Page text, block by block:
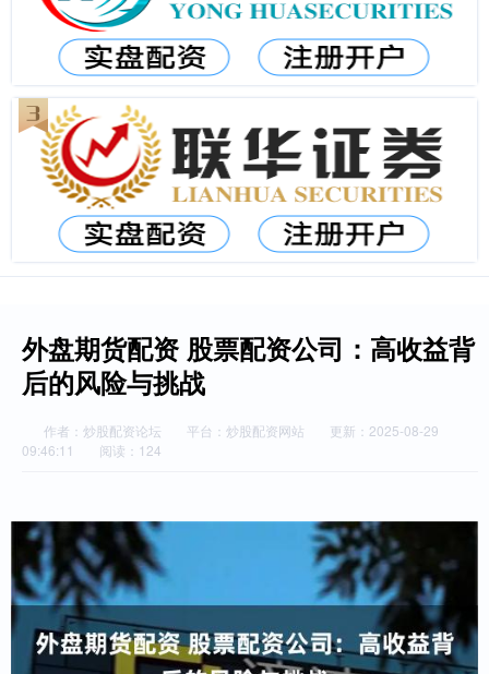
外盘期货配资 股票配资公司：高收益背
后的风险与挑战
作者：炒股配资论坛 平台：炒股配资网站
更新：2025-08-29
09:46:11
阅读：124